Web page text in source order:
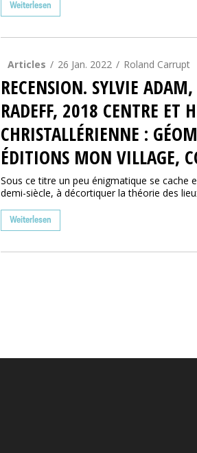
Weiterlesen
Articles 26 Jan. 2022 Roland Carrupt
RECENSION. SYLVIE
RADEFF, 2018 CENTRE ET
CHRISTALLÉRIENNE :
ÉDITIONS MON VILLAGE,
Sous ce titre un peu énigmatique se cache
demi-siècle, à décortiquer la théorie des
Weiterlesen